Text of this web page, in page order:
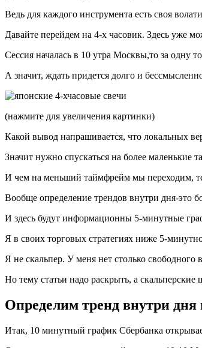
Ведь для каждого инструмента есть своя
Давайте перейдем на 4-х часовик. Здесь уже
Сессия началась в 10 утра Москвы,то за одну
А значит, ждать придется долго и
(нажмите для увеличения картинки)
Какой вывод напрашивается, что локальных
Значит нужно спускаться на более маленькие
И чем на меньший таймфрейм мы переходим,
Вообще определение трендов внутри дня-это
И здесь будут информационны 5-минутные
Я в своих торговых стратегиях ниже 5-
Я не скальпер. У меня нет столько
Но тему статьи надо раскрыть, а
Определим тренд внутри
Итак, 10 минутный график Сбербанка